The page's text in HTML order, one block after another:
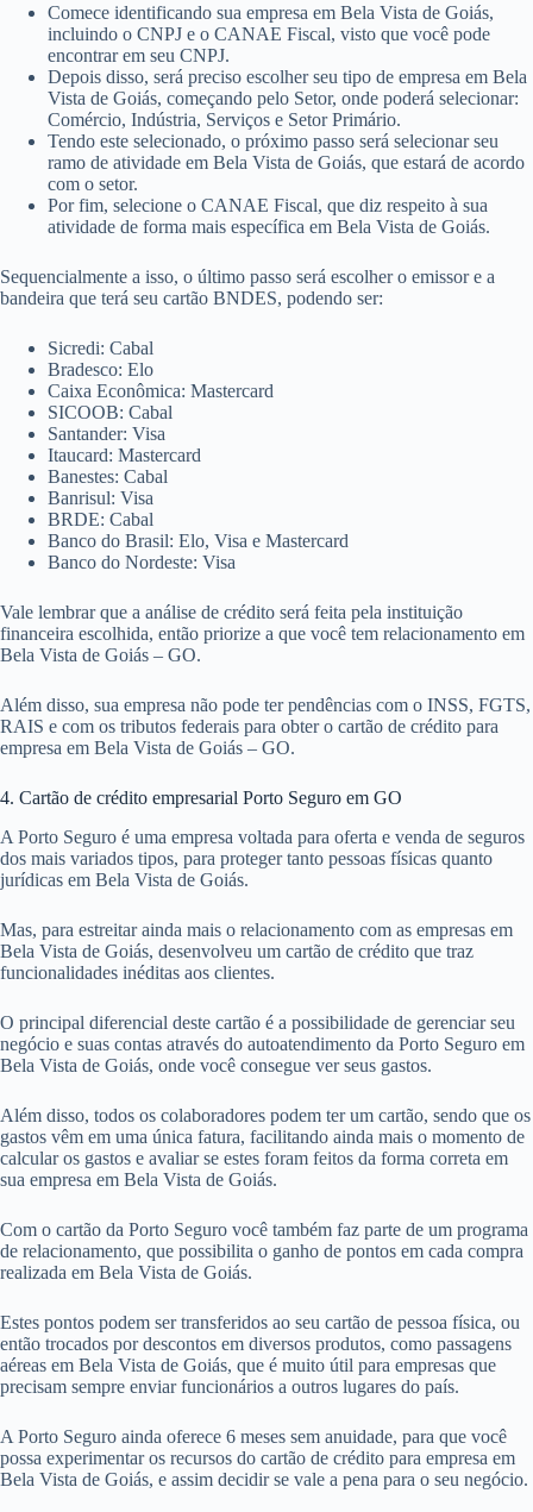
Comece identificando sua empresa em Bela Vista de Goiás,
incluindo o CNPJ e o CANAE Fiscal, visto que você pode
encontrar em seu CNPJ.
Depois disso, será preciso escolher seu tipo de empresa em Bela
Vista de Goiás, começando pelo Setor, onde poderá selecionar:
Comércio, Indústria, Serviços e Setor Primário.
Tendo este selecionado, o próximo passo será selecionar seu
ramo de atividade em Bela Vista de Goiás, que estará de acordo
com o setor.
Por fim, selecione o CANAE Fiscal, que diz respeito à sua
atividade de forma mais específica em Bela Vista de Goiás.
Sequencialmente a isso, o último passo será escolher o emissor e a
bandeira que terá seu cartão BNDES, podendo ser:
Sicredi: Cabal
Bradesco: Elo
Caixa Econômica: Mastercard
SICOOB: Cabal
Santander: Visa
Itaucard: Mastercard
Banestes: Cabal
Banrisul: Visa
BRDE: Cabal
Banco do Brasil: Elo, Visa e Mastercard
Banco do Nordeste: Visa
Vale lembrar que a análise de crédito será feita pela instituição
financeira escolhida, então priorize a que você tem relacionamento em
Bela Vista de Goiás – GO.
Além disso, sua empresa não pode ter pendências com o INSS, FGTS,
RAIS e com os tributos federais para obter o cartão de crédito para
empresa em Bela Vista de Goiás – GO.
4. Cartão de crédito empresarial Porto Seguro em GO
A Porto Seguro é uma empresa voltada para oferta e venda de seguros
dos mais variados tipos, para proteger tanto pessoas físicas quanto
jurídicas em Bela Vista de Goiás.
Mas, para estreitar ainda mais o relacionamento com as empresas em
Bela Vista de Goiás, desenvolveu um cartão de crédito que traz
funcionalidades inéditas aos clientes.
O principal diferencial deste cartão é a possibilidade de gerenciar seu
negócio e suas contas através do autoatendimento da Porto Seguro em
Bela Vista de Goiás, onde você consegue ver seus gastos.
Além disso, todos os colaboradores podem ter um cartão, sendo que os
gastos vêm em uma única fatura, facilitando ainda mais o momento de
calcular os gastos e avaliar se estes foram feitos da forma correta em
sua empresa em Bela Vista de Goiás.
Com o cartão da Porto Seguro você também faz parte de um programa
de relacionamento, que possibilita o ganho de pontos em cada compra
realizada em Bela Vista de Goiás.
Estes pontos podem ser transferidos ao seu cartão de pessoa física, ou
então trocados por descontos em diversos produtos, como passagens
aéreas em Bela Vista de Goiás, que é muito útil para empresas que
precisam sempre enviar funcionários a outros lugares do país.
A Porto Seguro ainda oferece 6 meses sem anuidade, para que você
possa experimentar os recursos do cartão de crédito para empresa em
Bela Vista de Goiás, e assim decidir se vale a pena para o seu negócio.